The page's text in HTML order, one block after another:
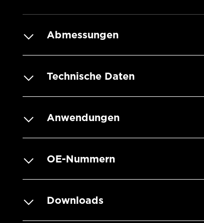
Abmessungen
Technische Daten
Anwendungen
OE-Nummern
Downloads